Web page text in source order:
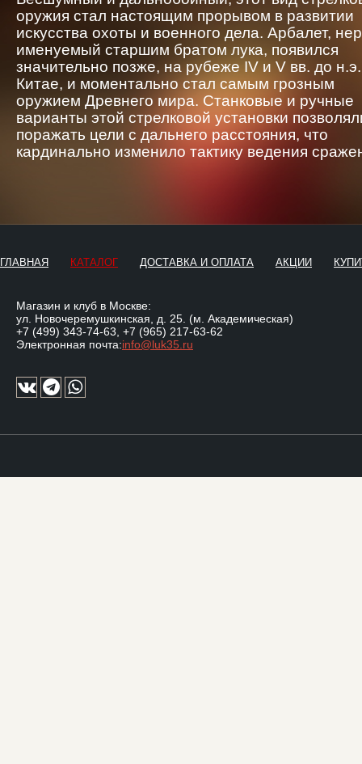
оружия стал настоящим прорывом в развитии
искусства охоты и военного дела. Арбалет,
именуемый старшим братом лука, появился
значительно позже, на рубеже IV и V вв. до
Китае, и моментально стал самым грозным
оружием Древнего мира. Станковые и ручные
варианты этой стрелковой установки
поражать цели с дальнего расстояния, что
кардинально изменило тактику ведения
ГЛАВНАЯ КАТАЛОГ ДОСТАВКА И ОПЛАТА АКЦИИ
Магазин и клуб в Москве:
ул. Новочеремушкинская, д. 25. (м. Академическая)
+7 (499) 343-74-63 +7 (965) 217-63-62
Электронная почта:info@luk35.ru